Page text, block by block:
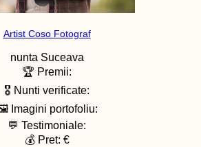
Artist Coso Fotograf
nunta Suceava
🏆 Premii:
🎖️ Nunti verificate:
Imagini portofoliu:
💬 Testimoniale:
💰 Pret: €